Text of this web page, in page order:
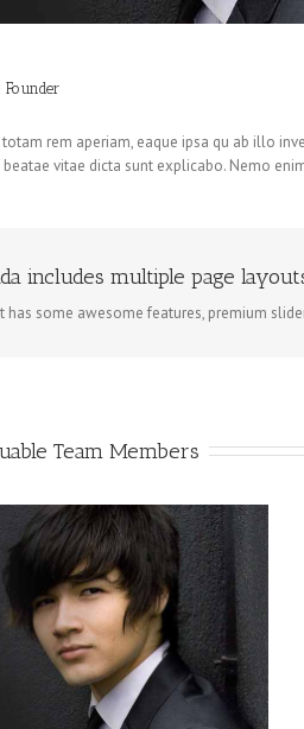
Founder
totam rem aperiam, eaque ipsa qu ab illo
vitae dicta sunt explicabo. Nemo
includes multiple page
has some awesome features, premium
Team Members